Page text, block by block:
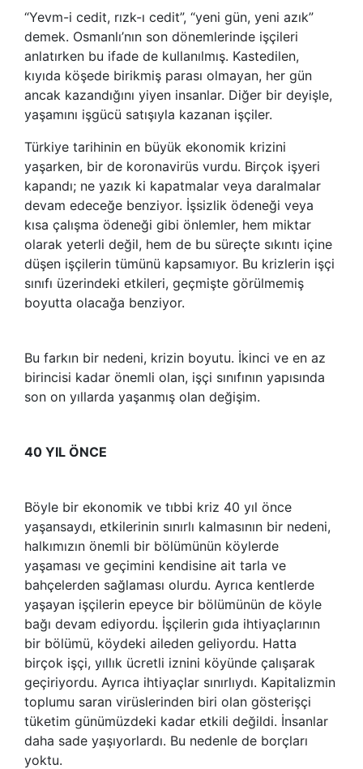
“Yevm-i cedit, rızk-ı cedit”, “yeni gün, yeni azık”
demek. Osmanlı’nın son dönemlerinde işçileri
anlatırken bu ifade de kullanılmış. Kastedilen,
kıyıda köşede birikmiş parası olmayan, her gün
ancak kazandığını yiyen insanlar. Diğer bir deyişle,
yaşamını işgücü satışıyla kazanan işçiler.
Türkiye tarihinin en büyük ekonomik krizini
yaşarken, bir de koronavirüs vurdu. Birçok işyeri
kapandı; ne yazık ki kapatmalar veya daralmalar
devam edeceğe benziyor. İşsizlik ödeneği veya
kısa çalışma ödeneği gibi önlemler, hem miktar
olarak yeterli değil, hem de bu süreçte sıkıntı içine
düşen işçilerin tümünü kapsamıyor. Bu krizlerin işçi
sınıfı üzerindeki etkileri, geçmişte görülmemiş
boyutta olacağa benziyor.
Bu farkın bir nedeni, krizin boyutu. İkinci ve en az
birincisi kadar önemli olan, işçi sınıfının yapısında
son on yıllarda yaşanmış olan değişim.
40 YIL ÖNCE
Böyle bir ekonomik ve tıbbi kriz 40 yıl önce
yaşansaydı, etkilerinin sınırlı kalmasının bir nedeni,
halkımızın önemli bir bölümünün köylerde
yaşaması ve geçimini kendisine ait tarla ve
bahçelerden sağlaması olurdu. Ayrıca kentlerde
yaşayan işçilerin epeyce bir bölümünün de köyle
bağı devam ediyordu. İşçilerin gıda ihtiyaçlarının
bir bölümü, köydeki aileden geliyordu. Hatta
birçok işçi, yıllık ücretli iznini köyünde çalışarak
geçiriyordu. Ayrıca ihtiyaçlar sınırlıydı. Kapitalizmin
toplumu saran virüslerinden biri olan gösterişçi
tüketim günümüzdeki kadar etkili değildi. İnsanlar
daha sade yaşıyorlardı. Bu nedenle de borçları
yoktu.